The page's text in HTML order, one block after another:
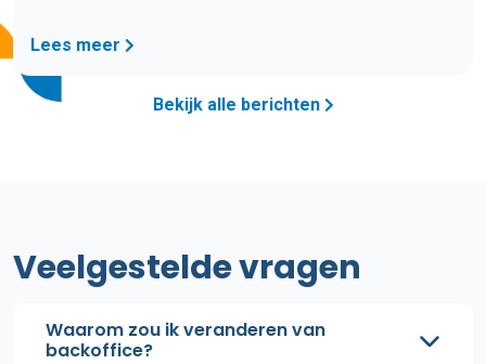
Lees meer
Bekijk alle berichten
Veelgestelde vragen
Waarom zou ik veranderen van
backoffice?